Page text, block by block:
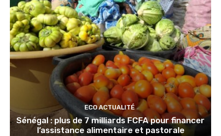
ECO ACTUALITÉ
Sénégal : plus de 7 milliards FCFA pour financer
l’assistance alimentaire et pastorale